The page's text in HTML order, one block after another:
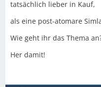
tatsächlich lieber in Kauf,
als eine post-atomare
Wie geht ihr das Thema
Her damit!